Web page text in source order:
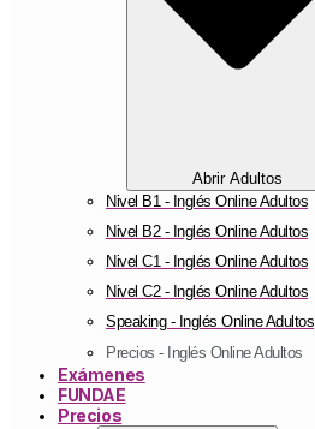
Abrir Adultos
Nivel B1 - Inglés Online Adultos
Nivel B2 - Inglés Online Adultos
Nivel C1 - Inglés Online Adultos
Nivel C2 - Inglés Online Adultos
Speaking - Inglés Online Adultos
Precios - Inglés Online Adultos
Exámenes
FUNDAE
Precios